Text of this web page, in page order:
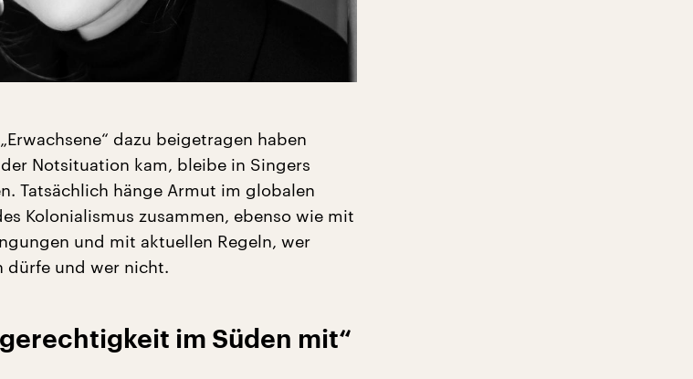
dazu beigetragen haben
Notsituation kam, bleibe in Singers
Tatsächlich hänge Armut im globalen
Kolonialismus zusammen, ebenso wie mit
und mit aktuellen Regeln, wer
dürfe und wer nicht.
im Süden mit“